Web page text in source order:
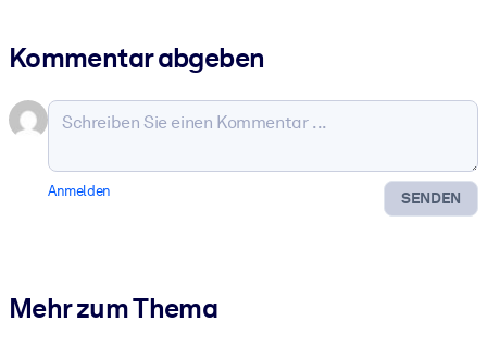
Kommentar abgeben
SENDEN
Anmelden
Mehr zum Thema